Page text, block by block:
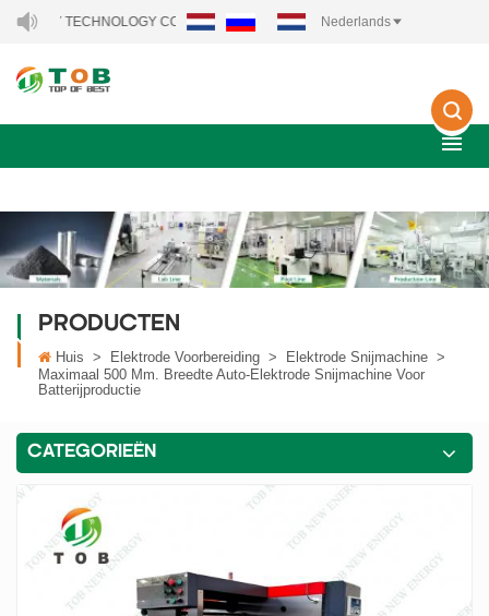
TECHNOLOGY CO., LTD.. Nederlands
PRODUCTEN
Huis > Elektrode Voorbereiding > Elektrode Snijmachine >
Maximaal 500 Mm. Breedte Auto-Elektrode Snijmachine Voor
Batterijproductie
CATEGORIEËN